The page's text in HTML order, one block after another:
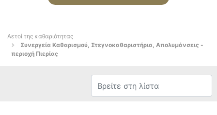
Αετοί της καθαριότητας
Συνεργεία Καθαρισμού, Στεγνοκαθαριστήρια, Απολυμάνσεις -
περιοχή Πιερίας